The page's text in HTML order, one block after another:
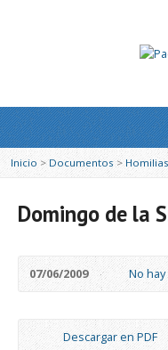
Inicio >Documentos> Homilias
Domingo de la
07/06/2009 No
Descargar en PDF